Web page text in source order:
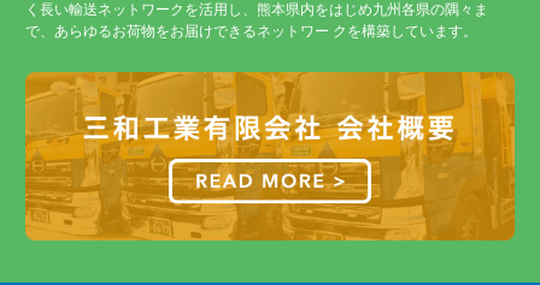
く長い輸送ネットワークを活用し、熊本県内をはじめ九州各県の隅々ま
で、あらゆるお荷物をお届けできるネットワー クを構築しています。